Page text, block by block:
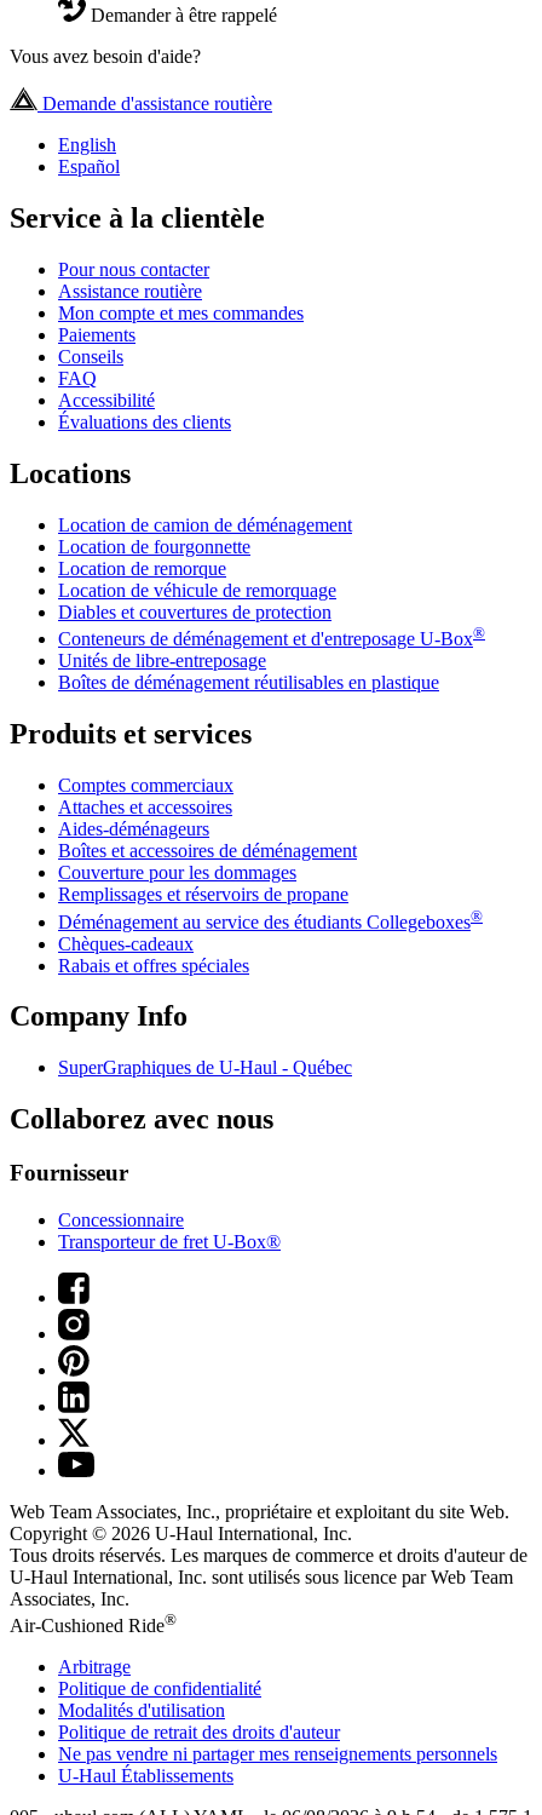
Demander à être rappelé
Vous avez besoin d'aide?
Demande d'assistance routière
English
Español
Service à la clientèle
Pour nous contacter
Assistance routière
Mon compte et mes commandes
Paiements
Conseils
FAQ
Accessibilité
Évaluations des clients
Locations
Location de camion de déménagement
Location de fourgonnette
Location de remorque
Location de véhicule de remorquage
Diables et couvertures de protection
Conteneurs de déménagement et d'entreposage U-Box®
Unités de libre-entreposage
Boîtes de déménagement réutilisables en plastique
Produits et services
Comptes commerciaux
Attaches et accessoires
Aides-déménageurs
Boîtes et accessoires de déménagement
Couverture pour les dommages
Remplissages et réservoirs de propane
Déménagement au service des étudiants Collegeboxes®
Chèques-cadeaux
Rabais et offres spéciales
Company Info
SuperGraphiques de U-Haul - Québec
Collaborez avec nous
Fournisseur
Concessionnaire
Transporteur de fret U-Box®
Web Team Associates, Inc., propriétaire et exploitant du site Web.
Copyright © 2026 U-Haul International, Inc.
Tous droits réservés. Les marques de commerce et droits d'auteur de
U-Haul International, Inc. sont utilisés sous licence par Web Team
Associates, Inc.
Air-Cushioned Ride®
Arbitrage
Politique de confidentialité
Modalités d'utilisation
Politique de retrait des droits d'auteur
Ne pas vendre ni partager mes renseignements personnels
U-Haul Établissements